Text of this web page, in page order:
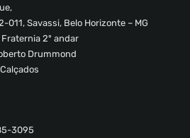
011, Savassi, Belo Horizonte – MG
Fraternia 2º andar
Drummond
3095